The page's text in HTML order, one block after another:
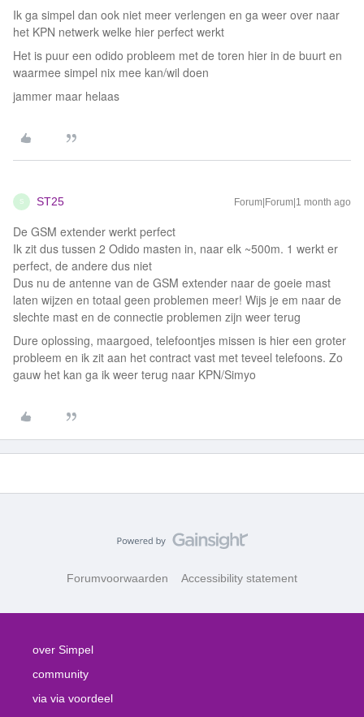
Ik ga simpel dan ook niet meer verlengen en ga weer over naar
het KPN netwerk welke hier perfect werkt
Het is puur een odido probleem met de toren hier in de buurt en
waarmee simpel nix mee kan/wil doen
jammer maar helaas
S ST25 Forum|Forum|1 month ago
De GSM extender werkt perfect
Ik zit dus tussen 2 Odido masten in, naar elk ~500m. 1 werkt er
perfect, de andere dus niet
Dus nu de antenne van de GSM extender naar de goeie mast
laten wijzen en totaal geen problemen meer! Wijs je em naar de
slechte mast en de connectie problemen zijn weer terug
Dure oplossing, maargoed, telefoontjes missen is hier een groter
probleem en ik zit aan het contract vast met teveel telefoons. Zo
gauw het kan ga ik weer terug naar KPN/Simyo
Forumvoorwaarden Accessibility statement
over Simpel
community
via via voordeel